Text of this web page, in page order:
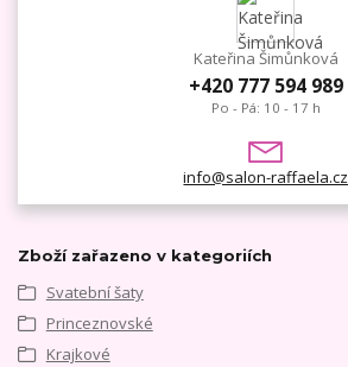
Kateřina Šimůnková
+420 777 594 989
Po - Pá: 10 - 17 h
info@salon-raffaela.cz
Zboží zařazeno v kategoriích
Svatební šaty
Princeznovské
Krajkové